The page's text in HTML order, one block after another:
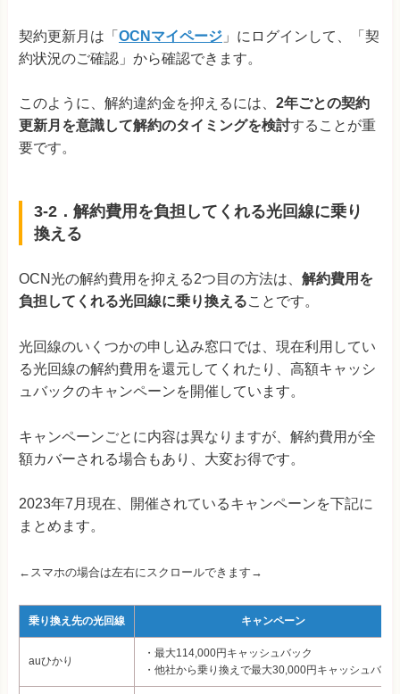
契約更新月は「 OCNマイページ 」にログインして、「契
約状況のご確認」から確認できます。
このように、解約違約金を抑えるには、 2年ごとの契約
更新月を意識して解約のタイミングを検討することが重
要です。
3-2．解約費用を負担してくれる光回線に乗り
換える
OCN光の解約費用を抑える2つ目の方法は、 解約費用を
負担してくれる光回線に乗り換えることです。
光回線のいくつかの申し込み窓口では、現在利用してい
る光回線の解約費用を還元してくれたり、高額キャッシ
ュバックのキャンペーンを開催しています。
キャンペーンごとに内容は異なりますが、解約費用が全
額カバーされる場合もあり、大変お得です。
2023年7月現在、開催されているキャンペーンを下記に
まとめます。
←スマホの場合は左右にスクロールできます→
乗り換え先の光回線 キャンペーン
auひかり
・最大114,000円キャッシュバック
・他社から乗り換えで最大30,000円キャッシュバッ